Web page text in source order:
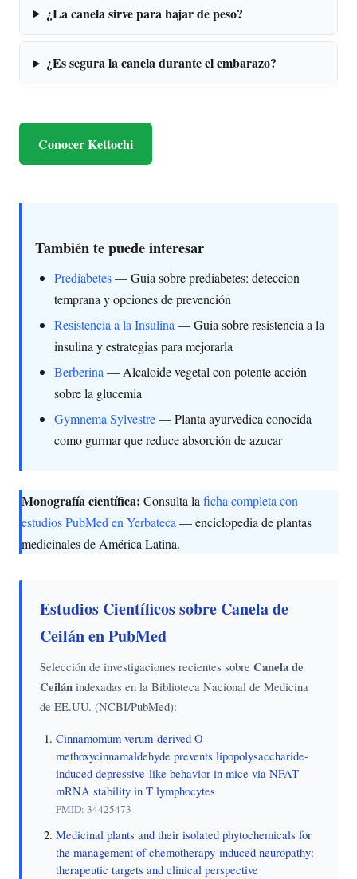
¿La canela sirve para bajar de peso?
¿Es segura la canela durante el embarazo?
Conocer Kettochi
También te puede interesar
Prediabetes— Guia sobre prediabetes: deteccion
temprana y opciones de prevención
Resistencia a la Insulina— Guia sobre resistencia a la
insulina y estrategias para mejorarla
Berberina — Alcaloide vegetal con potente acción
sobre la glucemia
Gymnema Sylvestre— Planta ayurvedica conocida
como gurmar que reduce absorción de azucar
Monografía científica: Consulta laficha completa con
estudios PubMed en Yerbateca— enciclopedia de plantas
medicinales de América Latina.
Estudios Científicos sobre Canela de
Ceilán en PubMed
Selección de investigaciones recientes sobreCanela de
Ceilán indexadas en la Biblioteca Nacional de Medicina
de EE.UU. (NCBI/PubMed):
Cinnamomum verum-derived O-
methoxycinnamaldehyde prevents lipopolysaccharide-
induced depressive-like behavior in mice via NFAT
mRNA stability in T lymphocytes
PMID: 34425473
Medicinal plants and their isolated phytochemicals for
the management of chemotherapy-induced neuropathy:
therapeutic targets and clinical perspective